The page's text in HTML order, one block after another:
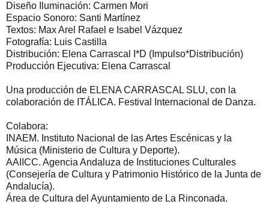
Diseño Iluminación: Carmen Mori
Espacio Sonoro: Santi Martínez
Textos: Max Arel Rafael e Isabel Vázquez
Fotografía: Luis Castilla
Distribución: Elena Carrascal I*D (Impulso*Distribución)
Producción Ejecutiva: Elena Carrascal
Una producción de ELENA CARRASCAL SLU, con la
colaboración de ITÁLICA. Festival Internacional de Danza.
Colabora:
INAEM. Instituto Nacional de las Artes Escénicas y la
Música (Ministerio de Cultura y Deporte).
AAIICC. Agencia Andaluza de Instituciones Culturales
(Consejería de Cultura y Patrimonio Histórico de la Junta de
Andalucía).
Área de Cultura del Ayuntamiento de La Rinconada.